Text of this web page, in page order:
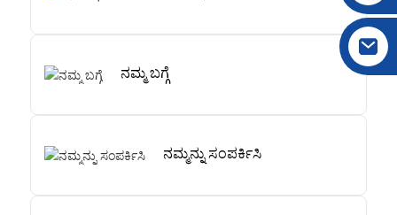
ನಮ್ಮ ಬಗ್ಗೆ
ನಮ್ಮನ್ನು ಸಂಪರ್ಕಿಸಿ